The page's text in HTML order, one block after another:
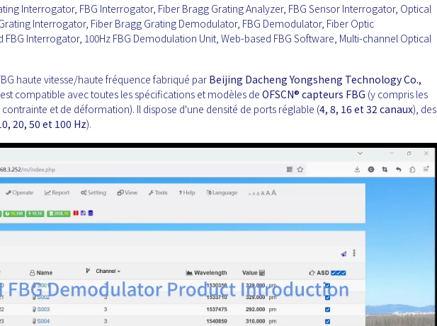
Interrogator, FBG Interrogator, Fiber Bragg Grating Analyzer, FBG Sensor Interrogator, Optical
Interrogator, Fiber Bragg Grating Demodulator, FBG Demodulator, Fiber Optic
Interrogator, 100Hz FBG Demodulation Unit, Web-based FBG Software, Multi-channel Optical
haute vitesse/haute fréquence fabriqué par Beijing Dacheng Yongsheng Technology Co.,
compatible avec toutes les spécifications et modèles de OFSCN® capteurs FBG (y compris les
et de déformation). Il dispose d'une densité de ports réglable (4, 8, 16 et 32 canaux), des
20, 50 et 100 Hz).